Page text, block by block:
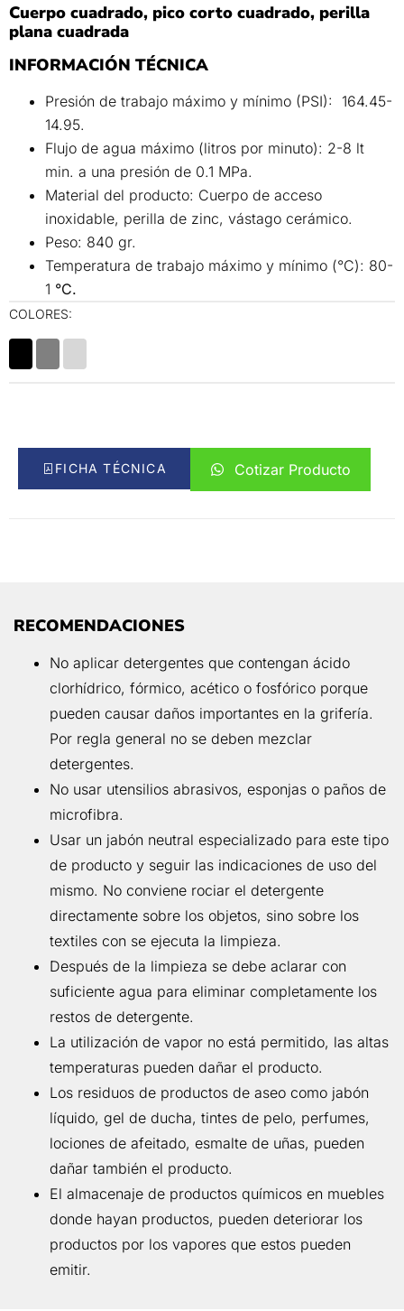
Cuerpo cuadrado, pico corto cuadrado, perilla
plana cuadrada
INFORMACIÓN TÉCNICA
Presión de trabajo máximo y mínimo (PSI): 164.45-
14.95.
Flujo de agua máximo (litros por minuto): 2-8 lt
min. a una presión de 0.1 MPa.
Material del producto: Cuerpo de acceso
inoxidable, perilla de zinc, vástago cerámico.
Peso: 840 gr.
Temperatura de trabajo máximo y mínimo (°C): 80-
1 °C.
COLORES:
FICHA TÉCNICA Cotizar Producto
RECOMENDACIONES
No aplicar detergentes que contengan ácido
clorhídrico, fórmico, acético o fosfórico porque
pueden causar daños importantes en la grifería.
Por regla general no se deben mezclar
detergentes.
No usar utensilios abrasivos, esponjas o paños de
microfibra.
Usar un jabón neutral especializado para este tipo
de producto y seguir las indicaciones de uso del
mismo. No conviene rociar el detergente
directamente sobre los objetos, sino sobre los
textiles con se ejecuta la limpieza.
Después de la limpieza se debe aclarar con
suficiente agua para eliminar completamente los
restos de detergente.
La utilización de vapor no está permitido, las altas
temperaturas pueden dañar el producto.
Los residuos de productos de aseo como jabón
líquido, gel de ducha, tintes de pelo, perfumes,
lociones de afeitado, esmalte de uñas, pueden
dañar también el producto.
El almacenaje de productos químicos en muebles
donde hayan productos, pueden deteriorar los
productos por los vapores que estos pueden
emitir.